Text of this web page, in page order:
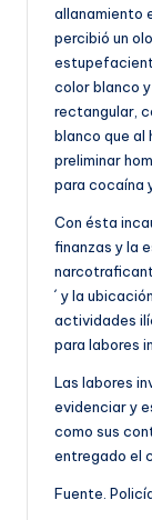
allanamiento
percibió un
color blanco
rectangular,
blanco que al
preliminar
para cocaína
Con ésta
finanzas y la
´ y la
actividades
para labores
Las labores
evidenciar y
como sus
entregado el
Fuente.